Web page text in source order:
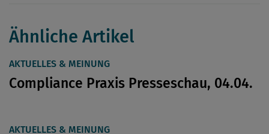
Ähnliche Artikel
AKTUELLES & MEINUNG
Compliance Praxis Presseschau, 04.04.
AKTUELLES & MEINUNG